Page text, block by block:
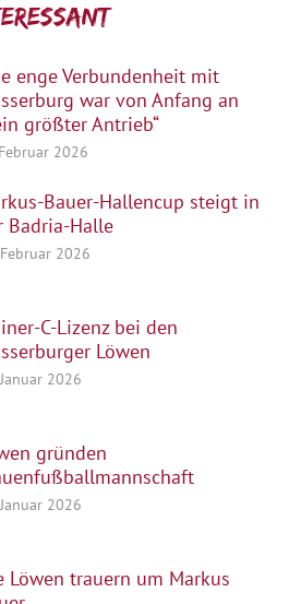
enge Verbundenheit mit
war von Anfang an
größter Antrieb“
2026
Bauer-Hallencup steigt in
Badria-Halle
2026
C-Lizenz bei den
Löwen
2026
gründen
2026
Löwen trauern um Markus